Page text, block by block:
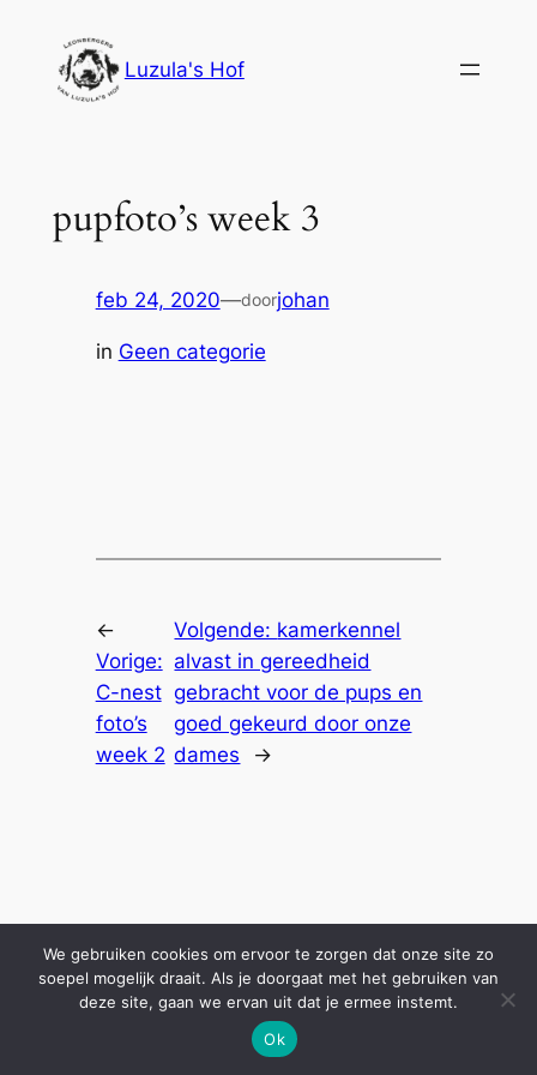
Luzula's Hof
pupfoto’s week 3
feb 24, 2020—doorjohan
in Geen categorie
←
Vorige:
C-nest
foto’s
week 2
Volgende: kamerkennel
alvast in gereedheid
gebracht voor de pups en
goed gekeurd door onze
dames
→
We gebruiken cookies om ervoor te zorgen dat onze site zo
soepel mogelijk draait. Als je doorgaat met het gebruiken van
deze site, gaan we ervan uit dat je ermee instemt.
Ok